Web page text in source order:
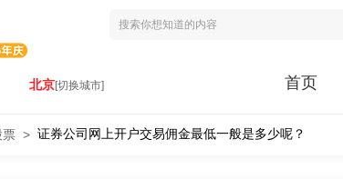
北京[切换城市] 首页
票 > 证券公司网上开户交易佣金最低一般是多少呢？